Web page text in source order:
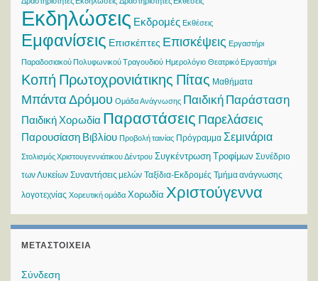
Εκδηλώσεις Εκδρομές Εκθέσεις
Εμφανίσεις Επισκέπτες Επισκέψεις Εργαστήρι
Παραδοσιακού Πολυφωνικού Τραγουδιού Ημερολόγιο Θεατρικό Εργαστήρι
Κοπή Πρωτοχρονιάτικης Πίτας Μαθήματα
Μπάντα Δρόμου Ομάδα Ανάγνωσης Παιδική Παράσταση
Παιδική Χορωδία Παραστάσεις Παρελάσεις
Παρουσίαση Βιβλίου Προβολή ταινίας Πρόγραμμα Σεμινάρια
Στολισμός Χριστουγεννιάτικου Δέντρου Συγκέντρωση Τροφίμων Συνέδριο
των Λυκείων Συναντήσεις μελών Ταξίδια-Εκδρομές Τμήμα ανάγνωσης
λογοτεχνίας Χορευτική ομάδα Χορωδία Χριστούγεννα
ΜΕΤΑΣΤΟΙΧΕΊΑ
Σύνδεση